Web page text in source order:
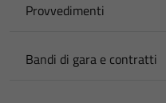
Provvedimenti
Bandi di gara e contratti